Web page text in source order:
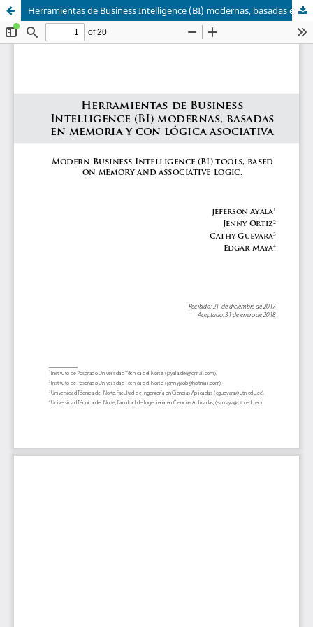
Herramientas de Business Intelligence (BI) modernas, basadas en memoria y con lógica asociativa